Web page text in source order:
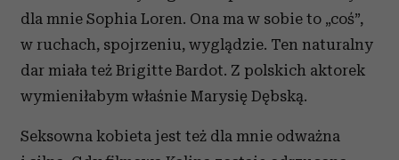
dla mnie Sophia Loren. Ona ma w sobie to „coś”,
w ruchach, spojrzeniu, wyglądzie. Ten naturalny
dar miała też Brigitte Bardot. Z polskich aktorek
wymieniłabym właśnie Marysię Dębską.
Seksowna kobieta jest też dla mnie odważna